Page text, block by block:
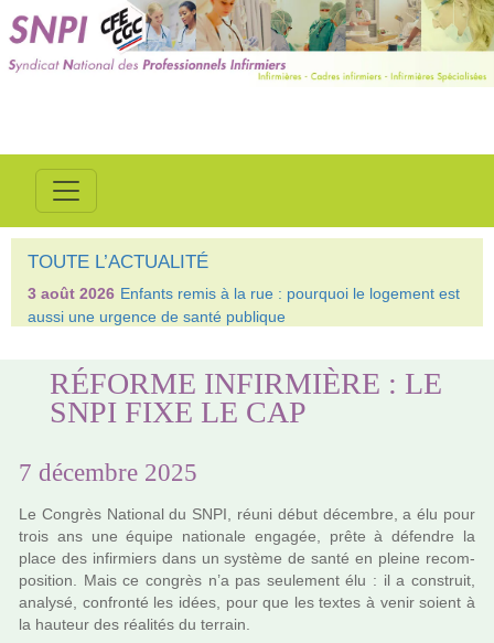
TOUTE L’ACTUALITÉ
3 août 2026 Enfants remis à la rue : pourquoi le logement est
aussi une urgence de santé publique
RÉFORME INFIRMIÈRE : LE
SNPI FIXE LE CAP
7 décembre 2025
Le Congrès National du SNPI, réuni début décem­bre, a élu pour
trois ans une équipe natio­nale enga­gée, prête à défen­dre la
place des infir­miers dans un sys­tème de santé en pleine recom­
po­si­tion. Mais ce congrès n’a pas seu­le­ment élu : il a cons­truit,
ana­lysé, confronté les idées, pour que les textes à venir soient à
la hau­teur des réa­li­tés du ter­rain.